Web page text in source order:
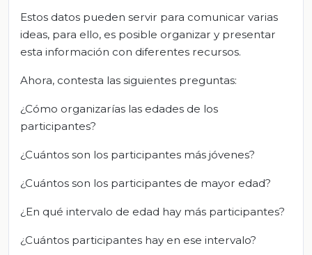
Estos datos pueden servir para comunicar varias
ideas, para ello, es posible organizar y presentar
esta información con diferentes recursos.
Ahora, contesta las siguientes preguntas:
¿Cómo organizarías las edades de los
participantes?
¿Cuántos son los participantes más jóvenes?
¿Cuántos son los participantes de mayor edad?
¿En qué intervalo de edad hay más participantes?
¿Cuántos participantes hay en ese intervalo?